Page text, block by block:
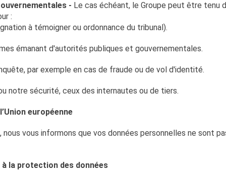
- Le cas échéant, le Groupe peut être tenu
:
à témoigner ou ordonnance du tribunal).
émanant d'autorités publiques et gouvernementales.
par exemple en cas de fraude ou de vol d'identité.
notre sécurité, ceux des internautes ou de tiers.
européenne
vous informons que vos données personnelles ne sont
à la protection des données